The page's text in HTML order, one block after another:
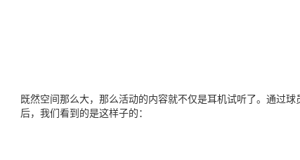
既然空间那么大，那么活动的内容就不仅是耳机试听了。通过
后，我们看到的是这样子的：